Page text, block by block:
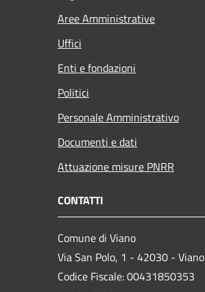
Aree Amministrative
Uffici
Enti e fondazioni
Politici
Personale Amministrativo
Documenti e dati
Attuazione misure PNRR
CONTATTI
Comune di Viano
Via San Polo, 1 - 42030 - Viano
Codice Fiscale: 00431850353